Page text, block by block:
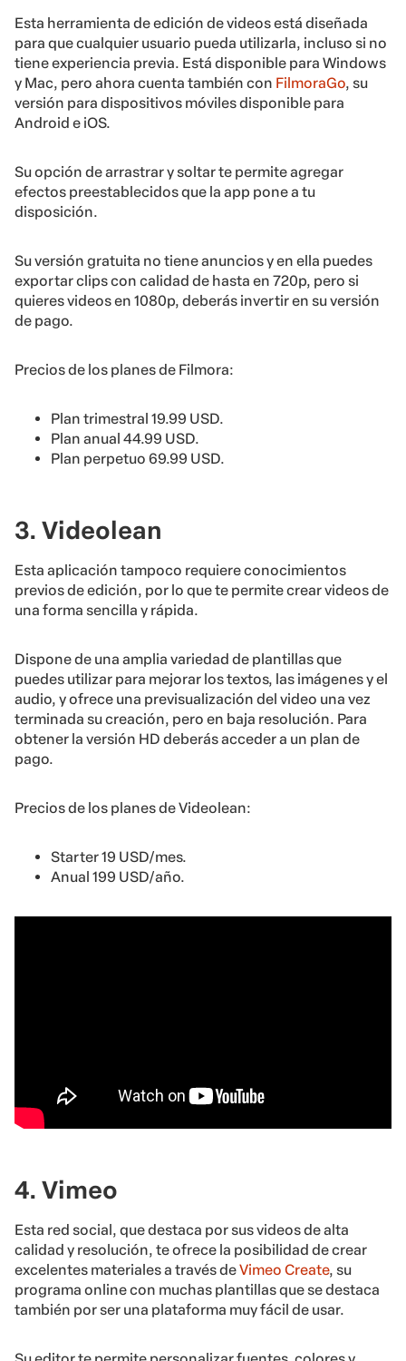
Esta herramienta de edición de videos está diseñada
para que cualquier usuario pueda utilizarla, incluso si no
tiene experiencia previa. Está disponible para Windows
y Mac, pero ahora cuenta también con FilmoraGo, su
versión para dispositivos móviles disponible para
Android e iOS.
Su opción de arrastrar y soltar te permite agregar
efectos preestablecidos que la app pone a tu
disposición.
Su versión gratuita no tiene anuncios y en ella puedes
exportar clips con calidad de hasta en 720p, pero si
quieres videos en 1080p, deberás invertir en su versión
de pago.
Precios de los planes de Filmora:
Plan trimestral 19.99 USD.
Plan anual 44.99 USD.
Plan perpetuo 69.99 USD.
3. Videolean
Esta aplicación tampoco requiere conocimientos
previos de edición, por lo que te permite crear videos de
una forma sencilla y rápida.
Dispone de una amplia variedad de plantillas que
puedes utilizar para mejorar los textos, las imágenes y el
audio, y ofrece una previsualización del video una vez
terminada su creación, pero en baja resolución. Para
obtener la versión HD deberás acceder a un plan de
pago.
Precios de los planes de Videolean:
Starter 19 USD/mes.
Anual 199 USD/año.
4. Vimeo
Esta red social, que destaca por sus videos de alta
calidad y resolución, te ofrece la posibilidad de crear
excelentes materiales a través deVimeo Create, su
programa online con muchas plantillas que se destaca
también por ser una plataforma muy fácil de usar.